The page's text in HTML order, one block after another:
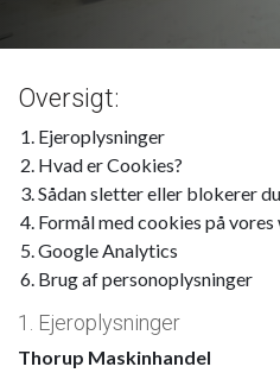
Oversigt:
Ejeroplysninger
Hvad er Cookies?
Sådan sletter eller blokerer
Formål med cookies på
Google Analytics
Brug af personoplysninger
1. Ejeroplysninger
Thorup Maskinhandel